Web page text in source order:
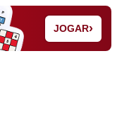
JOGAR›